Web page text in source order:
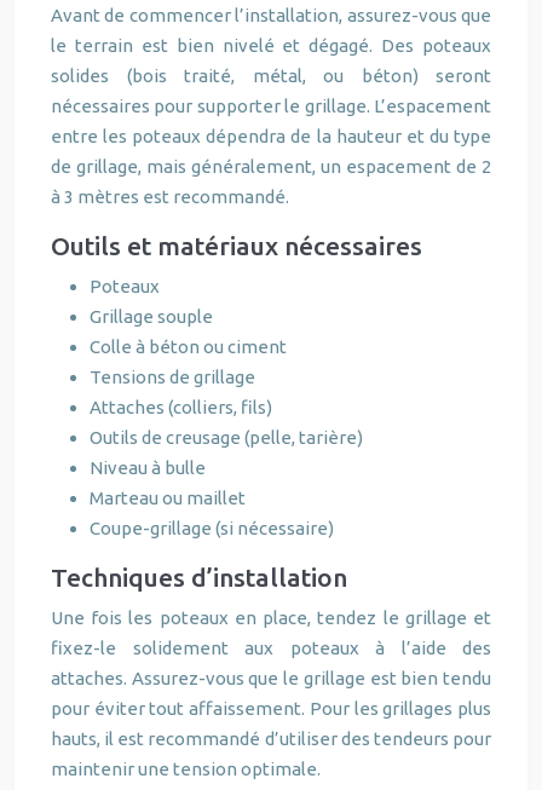
Avant de commencer l’installation, assurez-vous que
le terrain est bien nivelé et dégagé. Des poteaux
solides (bois traité, métal, ou béton) seront
nécessaires pour supporter le grillage. L’espacement
entre les poteaux dépendra de la hauteur et du type
de grillage, mais généralement, un espacement de 2
à 3 mètres est recommandé.
Outils et matériaux nécessaires
Poteaux
Grillage souple
Colle à béton ou ciment
Tensions de grillage
Attaches (colliers, fils)
Outils de creusage (pelle, tarière)
Niveau à bulle
Marteau ou maillet
Coupe-grillage (si nécessaire)
Techniques d’installation
Une fois les poteaux en place, tendez le grillage et
fixez-le solidement aux poteaux à l’aide des
attaches. Assurez-vous que le grillage est bien tendu
pour éviter tout affaissement. Pour les grillages plus
hauts, il est recommandé d’utiliser des tendeurs pour
maintenir une tension optimale.